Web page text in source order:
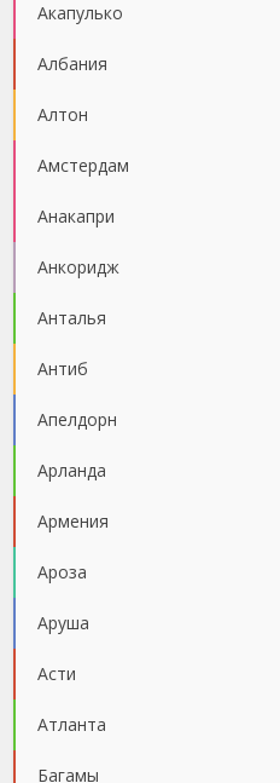
Акапулько
Албания
Алтон
Амстердам
Анакапри
Анкоридж
Анталья
Антиб
Апелдорн
Арланда
Армения
Ароза
Аруша
Асти
Атланта
Багамы